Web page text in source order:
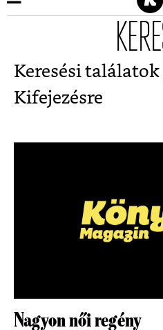
Keresési találatok
Kifejezésre
Nagyon női regény